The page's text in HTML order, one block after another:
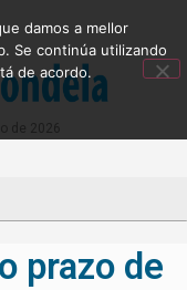
prazo de
damos a mellor
Se continúa utilizando
de acordo.